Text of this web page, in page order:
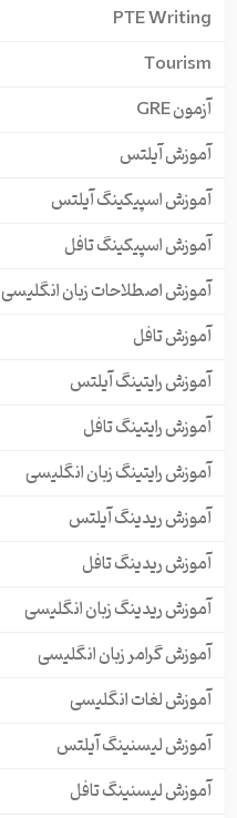
PTE Writing
Tourism
آزمون GRE
آموزش آیلتس
آموزش اسپیکینگ آیلتس
آموزش اسپیکینگ تافل
آموزش اصطلاحات زبان انگلیسی
آموزش تافل
آموزش رایتینگ آیلتس
آموزش رایتینگ تافل
آموزش رایتینگ زبان انگلیسی
آموزش ریدینگ آیلتس
آموزش ریدینگ تافل
آموزش ریدینگ زبان انگلیسی
آموزش گرامر زبان انگلیسی
آموزش لغات انگلیسی
آموزش لیسنینگ آیلتس
آموزش لیسنینگ تافل